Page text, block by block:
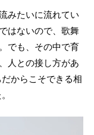
みたいに流れてい
はないので、歌舞
でも、その中で育
人との接し方があ
からこそできる相